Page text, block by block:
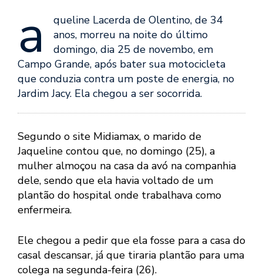
a
queline Lacerda de Olentino, de 34
anos, morreu na noite do último
domingo, dia 25 de novembo, em
Campo Grande, após bater sua motocicleta
que conduzia contra um poste de energia, no
Jardim Jacy. Ela chegou a ser socorrida.
Segundo o site Midiamax, o marido de
Jaqueline contou que, no domingo (25), a
mulher almoçou na casa da avó na companhia
dele, sendo que ela havia voltado de um
plantão do hospital onde trabalhava como
enfermeira.
Ele chegou a pedir que ela fosse para a casa do
casal descansar, já que tiraria plantão para uma
colega na segunda-feira (26).